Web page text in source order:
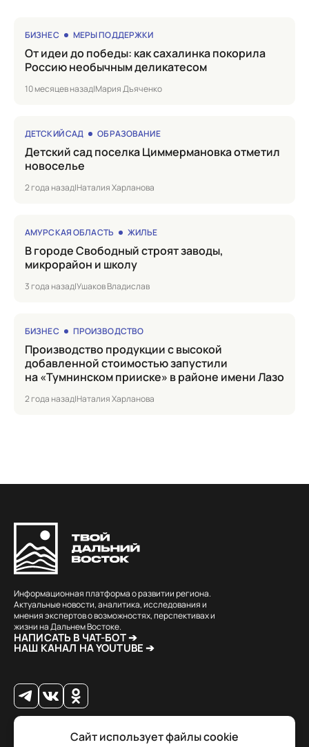
БИЗНЕС МЕРЫ ПОДДЕРЖКИ
от идеи до победы: как сахалинка покорила
Россию необычным деликатесом
10 месяцев назад|Мария Дъяченко
ДЕТСКИЙ САД ОБРАЗОВАНИЕ
Детский сад поселка Циммермановка отметил
новоселье
2 года назад|Наталия Харланова
АМУРСКАЯ ОБЛАСТЬ ЖИЛЬЕ
в городе Cвободный строят заводы,
микрорайон и школу
3 года назад|Ушаков Владислав
БИЗНЕС ПРОИЗВОДСТВО
Производство продукции с высокой
добавленной стоимостью запустили
на «Тумнинском прииске» в районе имени Лазо
2 года назад|Наталия Харланова
Информационная платформа о развитии региона.
Актуальные новости, аналитика, исследования и
мнения экспертов о возможностях, перспективах и
жизни на Дальнем Востоке.
НАПИСАТЬ В ЧАТ-БОТ ➔
НАШ КАНАЛ НА YOUTUBE ➔
Сайт использует файлы cookie